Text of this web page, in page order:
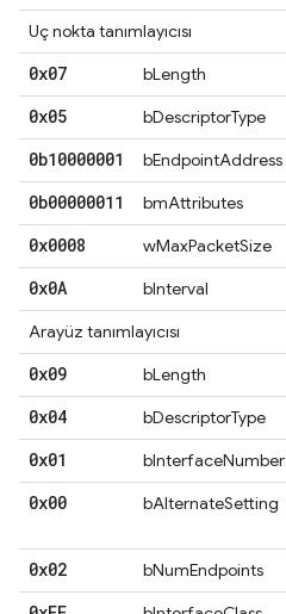
Uç nokta tanımlayıcısı
0x07 bLength
0x05 bDescriptorType
0b10000001 bEndpointAddress
0b00000011 bmAttributes
0x0008 wMaxPacketSize
0x0A bInterval
Arayüz tanımlayıcısı
0x09 bLength
0x04 bDescriptorType
0x01 bInterfaceNumber
0x00 bAlternateSetting
0x02 bNumEndpoints